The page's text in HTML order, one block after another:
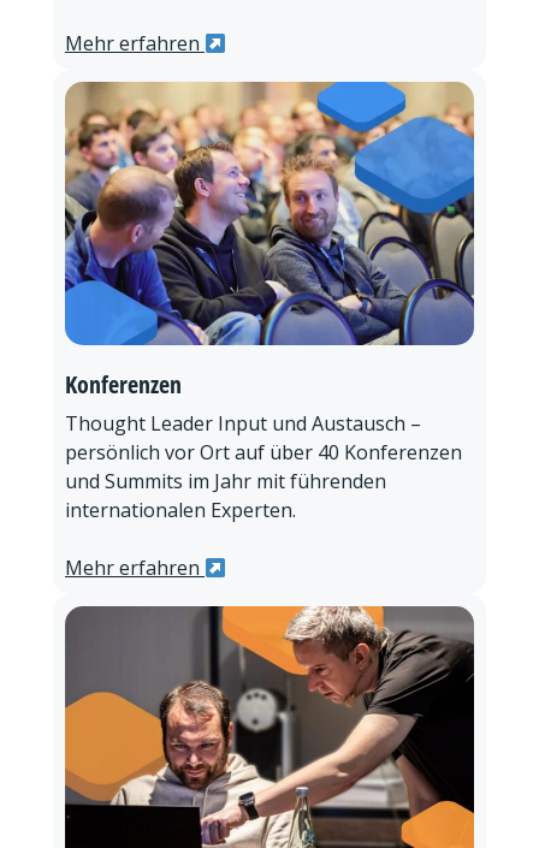
Mehr erfahren
Konferenzen
Thought Leader Input und Austausch –
persönlich vor Ort auf über 40 Konferenzen
und Summits im Jahr mit führenden
internationalen Experten.
Mehr erfahren